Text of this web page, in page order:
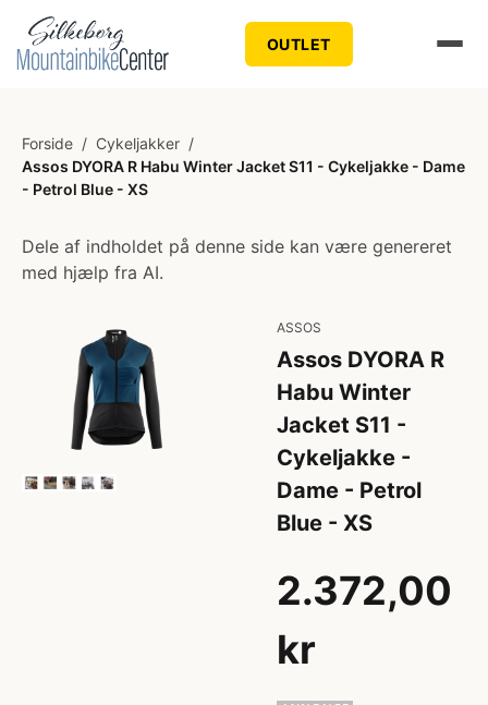
OUTLET
Forside / Cykeljakker /
Assos DYORA R Habu Winter Jacket S11 - Cykeljakke - Dame
- Petrol Blue - XS
Dele af indholdet på denne side kan være genereret
med hjælp fra AI.
ASSOS
Assos DYORA R
Habu Winter
Jacket S11 -
Cykeljakke -
Dame - Petrol
Blue - XS
2.372,00
kr